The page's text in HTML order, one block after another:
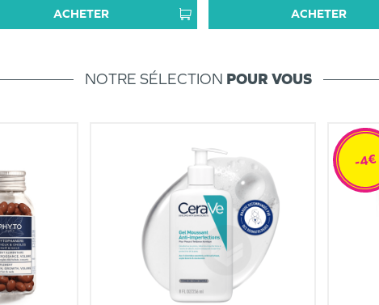
ACHETER ACHETER
NOTRE SÉLECTION POUR VOUS
-4€